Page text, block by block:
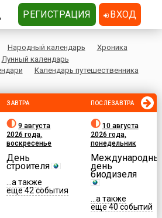
Народный календарь
Хроника
Лунный календарь
Календарь путешественника
ЗАВТРА
9 августа
2026 года,
воскресенье
День
строителя
...а также
еще 42 события
ПОСЛЕЗАВТРА
10 августа
2026 года,
понедельник
день
биодизеля
...а также
еще 40 событий
РЕГИСТРАЦИЯ ВХОД